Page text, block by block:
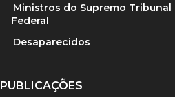
Ministros do Supremo Tribunal
Federal
Desaparecidos
PUBLICAÇÕES